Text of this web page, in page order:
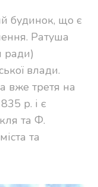
будинок, що є
Ратуша
ради)
влади.
вже третя на
р. і є
та Ф.
та